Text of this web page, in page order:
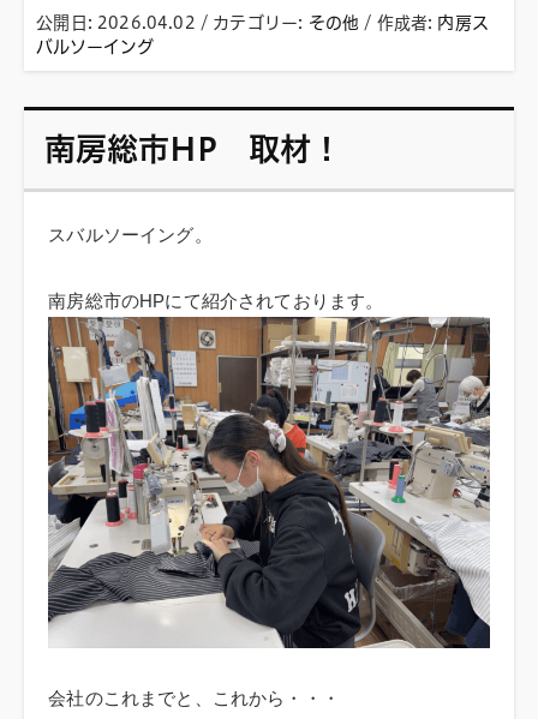
公開日: 2026.04.02 / カテゴリー: その他 / 作成者: 内房ス
バルソーイング
南房総市HP 取材！
スバルソーイング。
南房総市のHPにて紹介されております。
会社のこれまでと、これから・・・